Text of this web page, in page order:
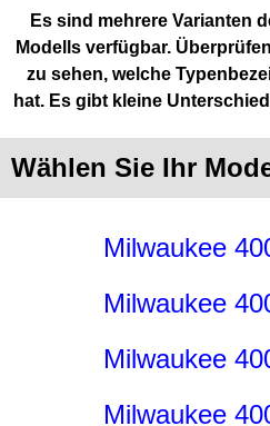
Es sind mehrere Varianten
Modells verfügbar.
zu sehen, welche
hat. Es gibt kleine
Wählen Sie Ihr
Milwaukee
Milwaukee
Milwaukee
Milwaukee